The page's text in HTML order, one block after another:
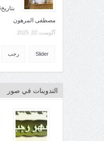
مصطفى المرهون
آگوست 02, 2025
Slider رجب
التدوينات في صور